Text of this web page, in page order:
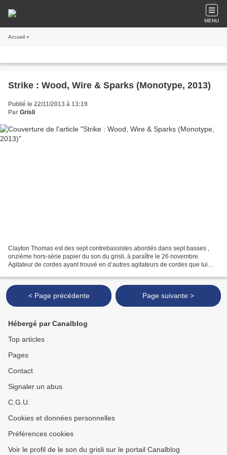
MENU
Accueil »
Strike : Wood, Wire & Sparks (Monotype, 2013)
Publié le 22/11/2013 à 13:19
Par Grisli
Clayton Thomas est des sept contrebassistes abordés dans sept basses ,
onzième hors-série papier du son du grisli, à paraître le 26 novembre.
Agitateur de cordes ayant trouvé en d’autres agitateurs de cordes que lui
< Page précédente Page suivante >
Hébergé par Canalblog
Top articles
Pages
Contact
Signaler un abus
C.G.U.
Cookies et données personnelles
Préférences cookies
Voir le profil de le son du grisli sur le portail Canalblog